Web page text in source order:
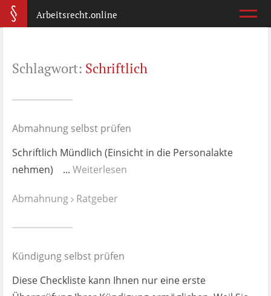
Arbeitsrecht.online
Was ist wichtig?
Wie reagiere ich?
Kündigung
Was jetzt?
Aufhebungsvertrag
Wann lohnt er sich?
Zeugnis
Ist es wirklich gut?
Schlagwort: Schriftlich
Abmahnung selbst prüfen
Schriftlich Mündlich (Einsicht in die Personalakte
nehmen) ... Weiterlesen
Abmahnung Ratgeber
Kündigung selbst prüfen
Diese Checkliste kann Ihnen nur eine erste